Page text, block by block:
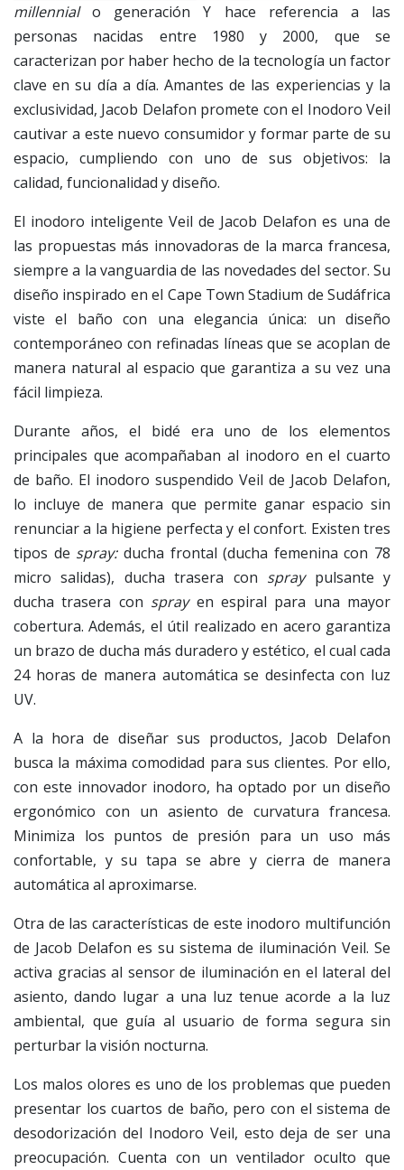
millennialo generación Y hace referencia a las
personas nacidas entre 1980 y 2000, que se
caracterizan por haber hecho de la tecnología un factor
clave en su día a día. Amantes de las experiencias y la
exclusividad, Jacob Delafon promete con el Inodoro Veil
cautivar a este nuevo consumidor y formar parte de su
espacio, cumpliendo con uno de sus objetivos: la
calidad, funcionalidad y diseño.
El inodoro inteligente Veil de Jacob Delafon es una de
las propuestas más innovadoras de la marca francesa,
siempre a la vanguardia de las novedades del sector. Su
diseño inspirado en el Cape Town Stadium de Sudáfrica
viste el baño con una elegancia única: un diseño
contemporáneo con refinadas líneas que se acoplan de
manera natural al espacio que garantiza a su vez una
fácil limpieza.
Durante años, el bidé era uno de los elementos
principales que acompañaban al inodoro en el cuarto
de baño. El inodoro suspendido Veil de Jacob Delafon,
lo incluye de manera que permite ganar espacio sin
renunciar a la higiene perfecta y el confort. Existen tres
tipos de spray:ducha frontal (ducha femenina con 78
micro salidas), ducha trasera con spraypulsante y
ducha trasera con sprayen espiral para una mayor
cobertura. Además, el útil realizado en acero garantiza
un brazo de ducha más duradero y estético, el cual cada
24 horas de manera automática se desinfecta con luz
UV.
A la hora de diseñar sus productos, Jacob Delafon
busca la máxima comodidad para sus clientes. Por ello,
con este innovador inodoro, ha optado por un diseño
ergonómico con un asiento de curvatura francesa.
Minimiza los puntos de presión para un uso más
confortable, y su tapa se abre y cierra de manera
automática al aproximarse.
Otra de las características de este inodoro multifunción
de Jacob Delafon es su sistema de iluminación Veil. Se
activa gracias al sensor de iluminación en el lateral del
asiento, dando lugar a una luz tenue acorde a la luz
ambiental, que guía al usuario de forma segura sin
perturbar la visión nocturna.
Los malos olores es uno de los problemas que pueden
presentar los cuartos de baño, pero con el sistema de
desodorización del Inodoro Veil, esto deja de ser una
preocupación. Cuenta con un ventilador oculto que